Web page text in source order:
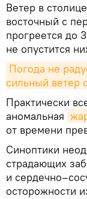
Ветер в
восточный с
прогреется до
не опустится
Погода не
сильный ветер
Практически
аномальная
от времени
Синоптики
страдающих
и
осторожности